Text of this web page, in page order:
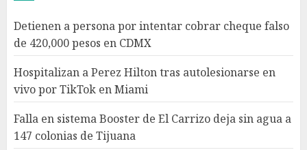
Detienen a persona por intentar cobrar cheque falso
de 420,000 pesos en CDMX
Hospitalizan a Perez Hilton tras autolesionarse en
vivo por TikTok en Miami
Falla en sistema Booster de El Carrizo deja sin agua a
147 colonias de Tijuana
4
Sectores obrero y empresarial
piden al IMSS nuevo hospital
en Guanajuato
AGOSTO 6, 2026
Ramírez Marín aspira a la
presidencia del Senado pero